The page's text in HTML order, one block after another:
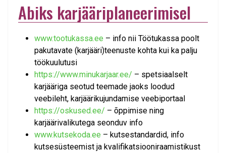
Abiks karjääriplaneerimisel
www.tootukassa.ee – info nii Töötukassa poolt
pakutavate (karjääri)teenuste kohta kui ka palju
töökuulutusi
https://www.minukarjaar.ee/ – spetsiaalselt
karjääriga seotud teemade jaoks loodud
veebileht, karjäärikujundamise veebiportaal
https://oskused.ee/ – õppimise ning
karjäärivalikutega seonduv info
www.kutsekoda.ee – kutsestandardid, info
kutsesüsteemist ja kvalifikatsiooniraamistikust